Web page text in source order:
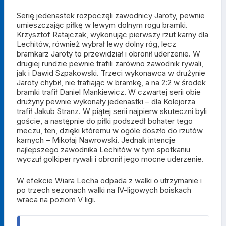
Serię jedenastek rozpoczęli zawodnicy Jaroty, pewnie
umieszczając piłkę w lewym dolnym rogu bramki.
Krzysztof Ratajczak, wykonując pierwszy rzut karny dla
Lechitów, również wybrał lewy dolny róg, lecz
bramkarz Jaroty to przewidział i obronił uderzenie. W
drugiej rundzie pewnie trafili zarówno zawodnik rywali,
jak i Dawid Szpakowski. Trzeci wykonawca w drużynie
Jaroty chybił, nie trafiając w bramkę, a na 2:2 w środek
bramki trafił Daniel Mankiewicz. W czwartej serii obie
drużyny pewnie wykonały jedenastki – dla Kolejorza
trafił Jakub Stranz. W piątej serii najpierw skuteczni byli
goście, a następnie do piłki podszedł bohater tego
meczu, ten, dzięki któremu w ogóle doszło do rzutów
karnych – Mikołaj Nawrowski. Jednak intencje
najlepszego zawodnika Lechitów w tym spotkaniu
wyczuł golkiper rywali i obronił jego mocne uderzenie.
W efekcie Wiara Lecha odpada z walki o utrzymanie i
po trzech sezonach walki na IV-ligowych boiskach
wraca na poziom V ligi.